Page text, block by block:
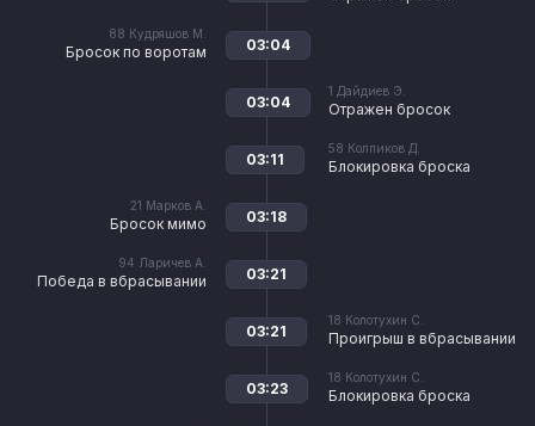
88 Кудряшов М.
Бросок по воротам 03:04
1 Дайдиев Э.
Отражен бросок
03:04
58 Колпиков Д.
Блокировка броска
03:11
21 Марков А.
Бросок мимо 03:18
94 Ларичев А.
Победа в вбрасывании 03:21
18 Колотухин С.
Проигрыш в вбрасывании
03:21
18 Колотухин С.
Блокировка броска
03:23